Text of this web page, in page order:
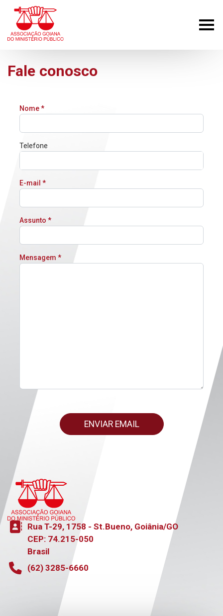
Fale conosco
Nome*
E-mail *
Assunto *
Mensagem *
Telefone
Captcha
ENVIAR EMAIL
Endereço
Rua T-29, 1758 - St.Bueno, Goiânia/GO
CEP: 74.215-050
Brasil
Telefone
(62) 3285-6660